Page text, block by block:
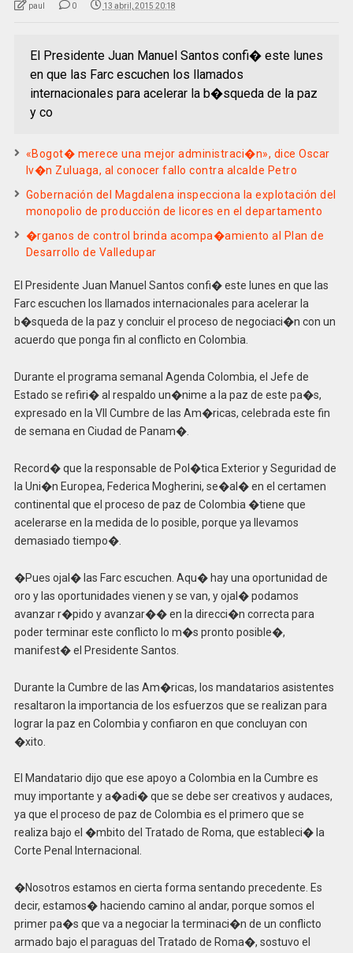
paul 0 13 abril, 2015 20:18
El Presidente Juan Manuel Santos confi� este lunes
en que las Farc escuchen los llamados
internacionales para acelerar la b�squeda de la paz
y co
«Bogot� merece una mejor administraci�n», dice Oscar
Iv�n Zuluaga, al conocer fallo contra alcalde Petro
Gobernación del Magdalena inspecciona la explotación del
monopolio de producción de licores en el departamento
�rganos de control brinda acompa�amiento al Plan de
Desarrollo de Valledupar
El Presidente Juan Manuel Santos confi� este lunes en que las
Farc escuchen los llamados internacionales para acelerar la
b�squeda de la paz y concluir el proceso de negociaci�n con un
acuerdo que ponga fin al conflicto en Colombia.
Durante el programa semanal Agenda Colombia, el Jefe de
Estado se refiri� al respaldo un�nime a la paz de este pa�s,
expresado en la VII Cumbre de las Am�ricas, celebrada este fin
de semana en Ciudad de Panam�.
Record� que la responsable de Pol�tica Exterior y Seguridad de
la Uni�n Europea, Federica Mogherini, se�al� en el certamen
continental que el proceso de paz de Colombia �tiene que
acelerarse en la medida de lo posible, porque ya llevamos
demasiado tiempo�.
�Pues ojal� las Farc escuchen. Aqu� hay una oportunidad de
oro y las oportunidades vienen y se van, y ojal� podamos
avanzar r�pido y avanzar�� en la direcci�n correcta para
poder terminar este conflicto lo m�s pronto posible�,
manifest� el Presidente Santos.
Durante la Cumbre de las Am�ricas, los mandatarios asistentes
resaltaron la importancia de los esfuerzos que se realizan para
lograr la paz en Colombia y confiaron en que concluyan con
�xito.
El Mandatario dijo que ese apoyo a Colombia en la Cumbre es
muy importante y a�adi� que se debe ser creativos y audaces,
ya que el proceso de paz de Colombia es el primero que se
realiza bajo el �mbito del Tratado de Roma, que estableci� la
Corte Penal Internacional.
�Nosotros estamos en cierta forma sentando precedente. Es
decir, estamos� haciendo camino al andar, porque somos el
primer pa�s que va a negociar la terminaci�n de un conflicto
armado bajo el paraguas del Tratado de Roma�, sostuvo el